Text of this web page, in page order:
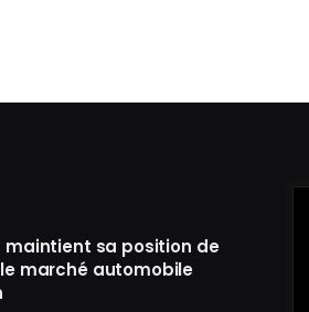
maintient sa position de
marché automobile